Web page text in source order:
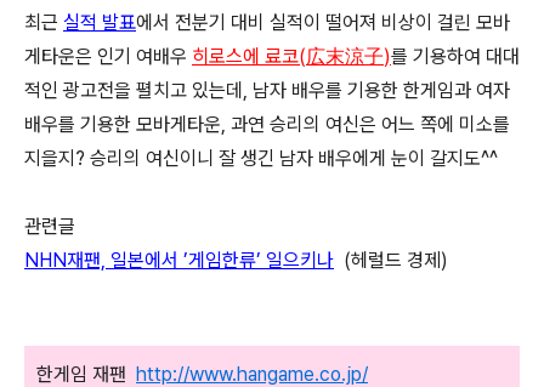
최근 실적 발표에서 전분기 대비 실적이 떨어져 비상이 걸린 모바
게타운은 인기 여배우 히로스에 료코(広末涼子)를 기용하여 대대
적인 광고전을 펼치고 있는데, 남자 배우를 기용한 한게임과 여자
배우를 기용한 모바게타운, 과연 승리의 여신은 어느 쪽에 미소를
지을지? 승리의 여신이니 잘 생긴 남자 배우에게 눈이 갈지도^^
관련글
NHN재팬, 일본에서 ’게임한류’ 일으키나 (헤럴드 경제)
한게임 재팬 http://www.hangame.co.jp/